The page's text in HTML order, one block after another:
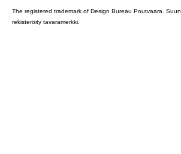
The registered trademark of Design Bureau Poutvaara.
rekisteröity tavaramerkki.